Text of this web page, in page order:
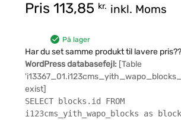
Pris 113,85 kr. inkl. Moms
På lager
Har du set samme produkt til lavere
WordPress databasefejl: [Table
exist]
SELECT blocks.id FROM
i123cms_yith_wapo_blocks as